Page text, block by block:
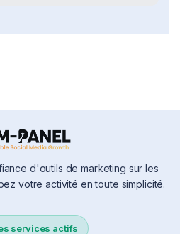
d'outils de marketing sur les
votre activité en toute simplicité.
services actifs